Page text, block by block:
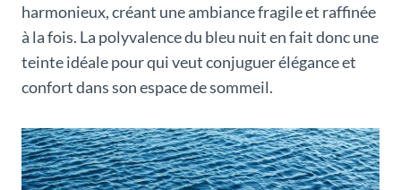
harmonieux, créant une ambiance fragile et raffinée
à la fois. La polyvalence du bleu nuit en fait donc une
teinte idéale pour qui veut conjuguer élégance et
confort dans son espace de sommeil.